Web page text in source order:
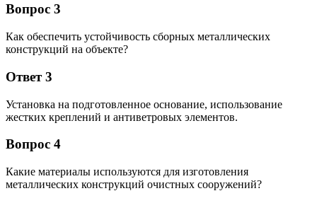
Вопрос 3
Как обеспечить устойчивость сборных металлических
конструкций на объекте?
Ответ 3
Установка на подготовленное основание, использование
жестких креплений и антиветровых элементов.
Вопрос 4
Какие материалы используются для изготовления
металлических конструкций очистных сооружений?